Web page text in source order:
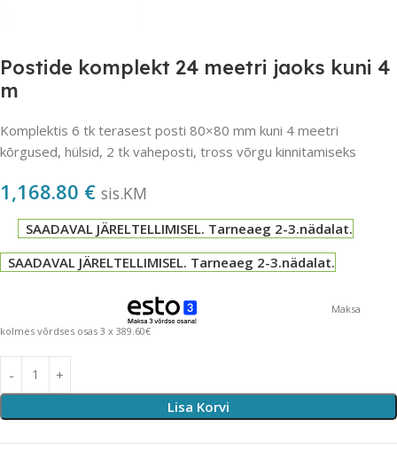
Postide komplekt 24 meetri jaoks kuni 4
m
Komplektis 6 tk terasest posti 80×80 mm kuni 4 meetri
kõrgused, hülsid, 2 tk vaheposti, tross võrgu kinnitamiseks
1,168.80 € sis.KM
SAADAVAL JÄRELTELLIMISEL. Tarneaeg 2-3.nädalat.
SAADAVAL JÄRELTELLIMISEL. Tarneaeg 2-3.nädalat.
Maksa
kolmes võrdses osas 3 x 389.60€
Lisa Korvi